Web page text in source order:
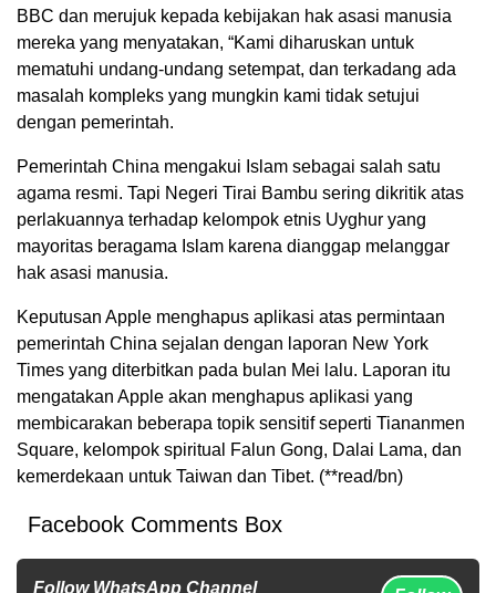
BBC dan merujuk kepada kebijakan hak asasi manusia
mereka yang menyatakan, “Kami diharuskan untuk
mematuhi undang-undang setempat, dan terkadang ada
masalah kompleks yang mungkin kami tidak setujui
dengan pemerintah.
Pemerintah China mengakui Islam sebagai salah satu
agama resmi. Tapi Negeri Tirai Bambu sering dikritik atas
perlakuannya terhadap kelompok etnis Uyghur yang
mayoritas beragama Islam karena dianggap melanggar
hak asasi manusia.
Keputusan Apple menghapus aplikasi atas permintaan
pemerintah China sejalan dengan laporan New York
Times yang diterbitkan pada bulan Mei lalu. Laporan itu
mengatakan Apple akan menghapus aplikasi yang
membicarakan beberapa topik sensitif seperti Tiananmen
Square, kelompok spiritual Falun Gong, Dalai Lama, dan
kemerdekaan untuk Taiwan dan Tibet. (**read/bn)
Facebook Comments Box
Follow WhatsApp Channel